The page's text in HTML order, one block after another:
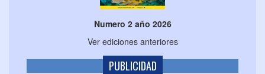
Numero 2 año 2026
Ver ediciones anteriores
PUBLICIDAD